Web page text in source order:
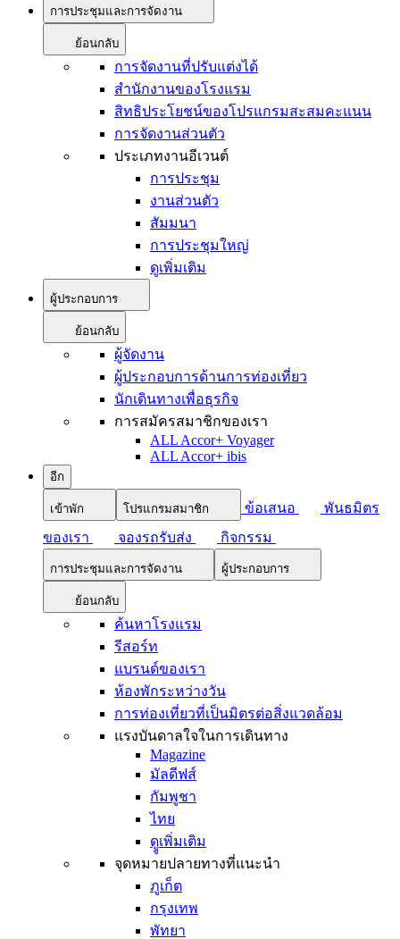
การประชุมและการจัดงาน
ย้อนกลับ
การจัดงานที่ปรับแต่งได้
สำนักงานของโรงแรม
สิทธิประโยชน์ของโปรแกรมสะสมคะแนน
การจัดงานส่วนตัว
ประเภทงานอีเวนต์
การประชุม
งานส่วนตัว
สัมมนา
การประชุมใหญ่
ดูเพิ่มเติม
ผู้ประกอบการ
ย้อนกลับ
ผู้จัดงาน
ผู้ประกอบการด้านการท่องเที่ยว
นักเดินทางเพื่อธุรกิจ
การสมัครสมาชิกของเรา
ALL Accor+ Voyager
ALL Accor+ ibis
อีก
เข้าพัก โปรแกรมสมาชิก ข้อเสนอ
พันธมิตร
ของเรา
จองรถรับส่ง กิจกรรม
การประชุมและการจัดงาน ผู้ประกอบการ
ย้อนกลับ
ค้นหาโรงแรม
รีสอร์ท
แบรนด์ของเรา
ห้องพักระหว่างวัน
การท่องเที่ยวที่เป็นมิตรต่อสิ่งแวดล้อม
แรงบันดาลใจในการเดินทาง
Magazine
มัลดีฟส์
กัมพูชา
ไทย
ดููเพิ่มเติม
จุดหมายปลายทางที่แนะนำ
ภูเก็ต
กรุงเทพ
พัทยา